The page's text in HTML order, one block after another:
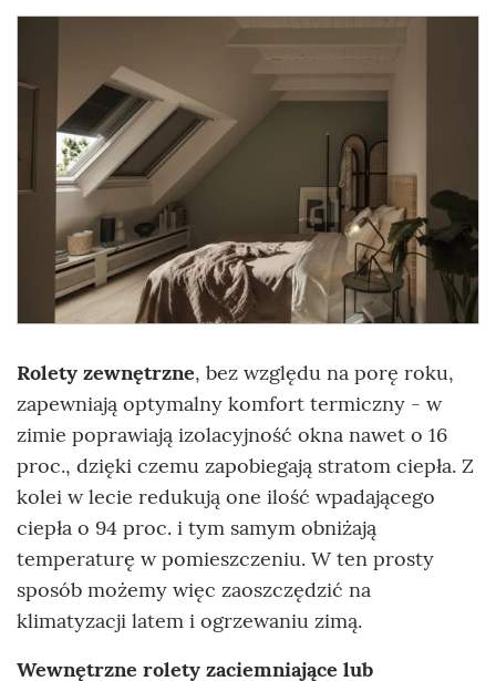
Rolety zewnętrzne, bez względu na porę roku,
zapewniają optymalny komfort termiczny - w
zimie poprawiają izolacyjność okna nawet o 16
proc., dzięki czemu zapobiegają stratom ciepła. Z
kolei w lecie redukują one ilość wpadającego
ciepła o 94 proc. i tym samym obniżają
temperaturę w pomieszczeniu. W ten prosty
sposób możemy więc zaoszczędzić na
klimatyzacji latem i ogrzewaniu zimą.
Wewnętrzne rolety zaciemniające lub